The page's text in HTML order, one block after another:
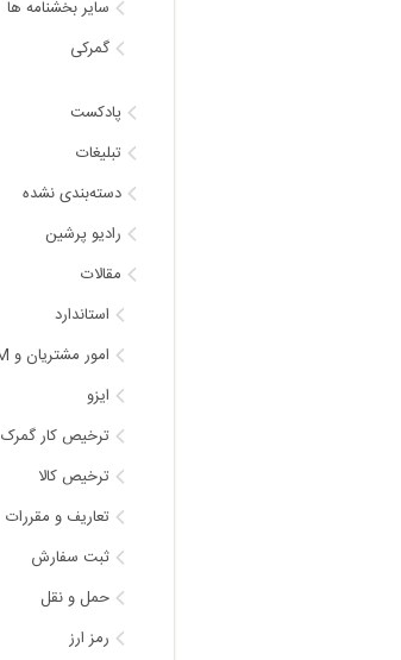
سایر بخشنامه ها
گمرکی
پادکست
تبلیغات
دسته‌بندی نشده
رادیو پرشین
مقالات
استاندارد
امور مشتریان و CRM
ایزو
ترخیص کار گمرک
ترخیص کالا
تعاریف و مقررات
ثبت سفارش
حمل و نقل
رمز ارز